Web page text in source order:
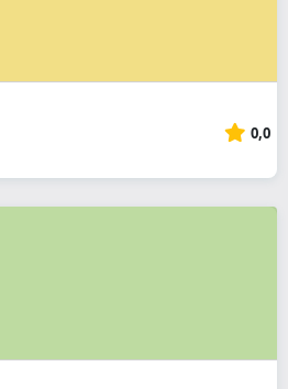
0,0